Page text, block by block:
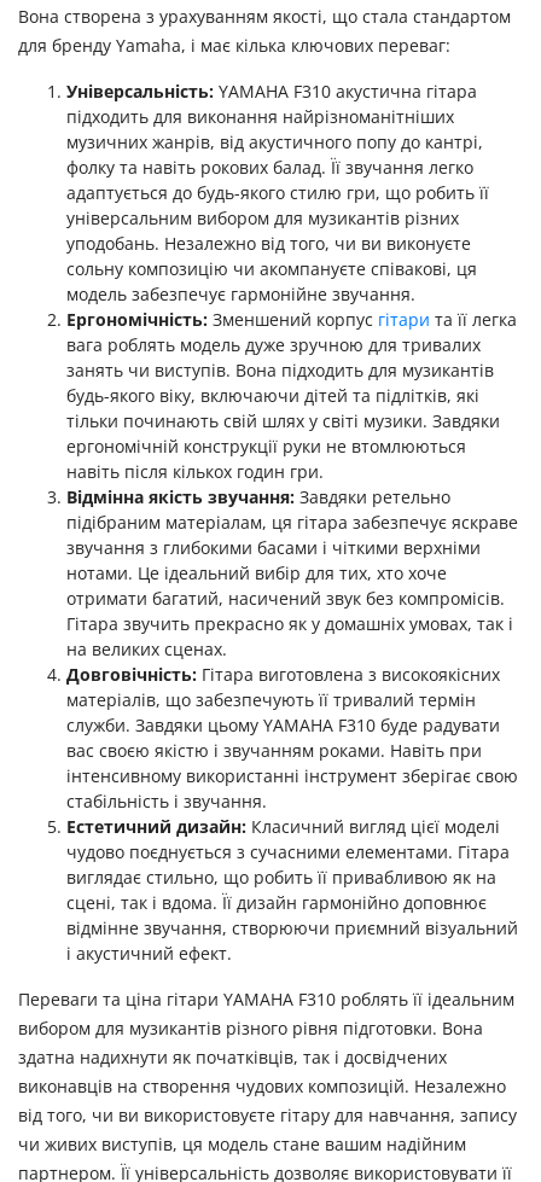
Вона створена з урахуванням якості, що стала стандартом
для бренду Yamaha, і має кілька ключових переваг:
Універсальність: YAMAHA F310 акустична гітара
підходить для виконання найрізноманітніших
музичних жанрів, від акустичного попу до кантрі,
фолку та навіть рокових балад. Її звучання легко
адаптується до будь-якого стилю гри, що робить її
універсальним вибором для музикантів різних
уподобань. Незалежно від того, чи ви виконуєте
сольну композицію чи акомпануєте співакові, ця
модель забезпечує гармонійне звучання.
Ергономічність: Зменшений корпус гітари та її легка
вага роблять модель дуже зручною для тривалих
занять чи виступів. Вона підходить для музикантів
будь-якого віку, включаючи дітей та підлітків, які
тільки починають свій шлях у світі музики. Завдяки
ергономічній конструкції руки не втомлюються
навіть після кількох годин гри.
Відмінна якість звучання: Завдяки ретельно
підібраним матеріалам, ця гітара забезпечує яскраве
звучання з глибокими басами і чіткими верхніми
нотами. Це ідеальний вибір для тих, хто хоче
отримати багатий, насичений звук без компромісів.
Гітара звучить прекрасно як у домашніх умовах, так і
на великих сценах.
Довговічність: Гітара виготовлена з високоякісних
матеріалів, що забезпечують її тривалий термін
служби. Завдяки цьому YAMAHA F310 буде радувати
вас своєю якістю і звучанням роками. Навіть при
інтенсивному використанні інструмент зберігає свою
стабільність і звучання.
Естетичний дизайн: Класичний вигляд цієї моделі
чудово поєднується з сучасними елементами. Гітара
виглядає стильно, що робить її привабливою як на
сцені, так і вдома. Її дизайн гармонійно доповнює
відмінне звучання, створюючи приємний візуальний
і акустичний ефект.
Переваги та ціна гітари YAMAHA F310 роблять її ідеальним
вибором для музикантів різного рівня підготовки. Вона
здатна надихнути як початківців, так і досвідчених
виконавців на створення чудових композицій. Незалежно
від того, чи ви використовуєте гітару для навчання, запису
чи живих виступів, ця модель стане вашим надійним
партнером. Її універсальність дозволяє використовувати її